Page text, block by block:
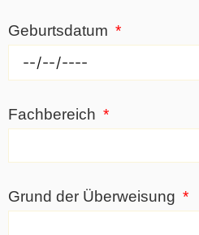
Geburtsdatum
Fachbereich
Grund der Überweisung